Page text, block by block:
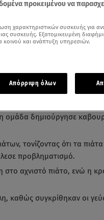
ομάδα δημιούργησε
τονίζοντας ότι τα
προβληματισμό.
στο αχνιστό πιάτο, ενώ η
καθώς συγκρίθηκαν οι
προκειμένου να
χαρακτηριστικών συσκευής για
συσκευής. Εξατομικευμένη
κοινού και ανάπτυξη υπηρεσιών.
Απόρριψη όλων